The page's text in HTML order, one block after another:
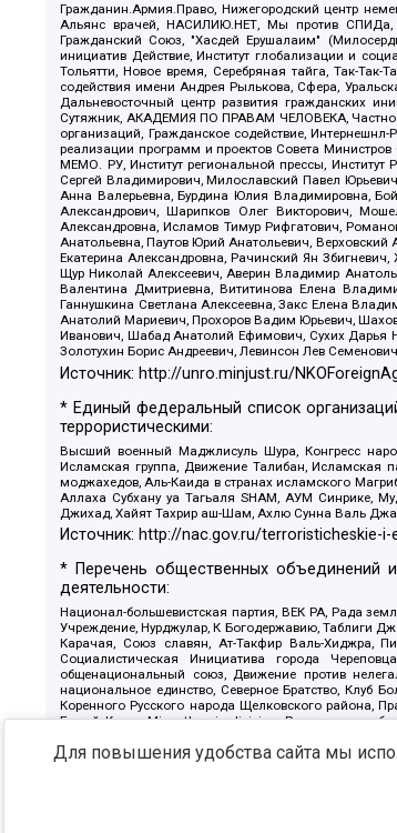
Гражданин.Армия.Право, Нижегородский центр
Альянс врачей, НАСИЛИЮ.НЕТ, Мы против СПИДа,
Гражданский Союз, "Хасдей Ерушалаим"
инициатив Действие, Институт глобализации и
Тольятти, Новое время, Серебряная тайга, Так-
содействия имени Андрея Рылькова, Сфера,
Дальневосточный центр развития гражданских
Сутяжник, АКАДЕМИЯ ПО ПРАВАМ ЧЕЛОВЕКА, Частное
организаций, Гражданское содействие,
реализации программ и проектов Совета
МЕМО. РУ, Институт региональной прессы,
Сергей Владимирович, Милославский Павел
Анна Валерьевна, Бурдина Юлия Владимировна,
Александрович, Шарипков Олег Викторович,
Александровна, Исламов Тимур Рифгатович,
Анатольевна, Паутов Юрий Анатольевич,
Екатерина Александровна, Рачинский Ян
Щур Николай Алексеевич, Аверин Владимир
Валентина Дмитриевна, Вититинова Елена
Ганнушкина Светлана Алексеевна, Закс Елена
Анатолий Мариевич, Прохоров Вадим Юрьевич,
Иванович, Шабад Анатолий Ефимович, Сухих Дарья
Золотухин Борис Андреевич, Левинсон Лев
Источник: http://unro.minjust.ru/
* Единый федеральный список
террористическими:
Высший военный Маджлисуль Шура, Конгресс
Исламская группа, Движение Талибан, Исламская
моджахедов, Аль-Каида в странах исламского
Аллаха Субхану уа Тагьаля SHAM, АУМ Синрике,
Джихад, Хайят Тахрир аш-Шам, Ахлю Сунна Валь
Источник: http://nac.gov.ru/terroristicheskie-
* Перечень общественных объединений
деятельности:
Национал-большевистская партия, ВЕК РА, Рада
Учреждение, Нурджулар, К Богодержавию, Таблиги
Карачая, Союз славян, Ат-Такфир Валь-Хиджра,
Социалистическая Инициатива города
общенациональный союз, Движение против
национальное единство, Северное Братство, Клуб
Коренного Русского народа Щелковского района,
Белый Крест, Misanthropic division, Религиозное
Артподготовка, Штольц, В честь иконы Божией
Крю, Союз Славянских Сил Руси, Алля-Аят,
Патриотический клуб-Новокузнецк/РПК, Сибирский
Для повышения удобства сайта мы